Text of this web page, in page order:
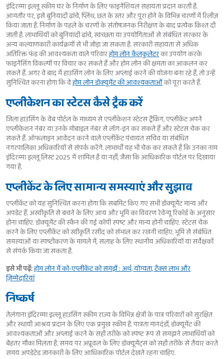
इंदिरम्मा इल्लू स्कीम घर के निर्माण के लिए फाइनेंशियल सहायता प्रदान करती है.
आमतौर पर, इसे बुनियादी ढांचे, प्लिंथ, छत के स्तर और पूरा होने के विभिन्न चरणों में रिलीज़
किया जाता है. निर्माण के पहले के चरणों के संतोषजनक निरीक्षण के बाद प्रत्येक किश्त दी
जाती है. लाभार्थियों को बुनियादी ढांचे, स्वच्छता या उपयोगिताओं से संबंधित सरकार के
अन्य कल्याणकारी कार्यक्रमों से भी जोड़ा जा सकता है. सरकारी सहायता से अधिक
अतिरिक्त फंड की आवश्यकता वाले परिवारहोम लोन कैलकुलेटरका उपयोग करके
फाइनेंसिंग विकल्पों पर विचार कर सकते हैं और होम लोन की क्षमता का आकलन कर
सकते हैं. अगर वे बाद में हाउसिंग लोन के लिए अप्लाई करने की योजना बना रहे हैं, तो उन्हें
सुनिश्चित करना होगा कि वेहोम लोन डॉक्यूमेंट की आवश्यकताओंको पूरा करते हैं.
एप्लीकेशन का स्टेटस कैसे ट्रैक करें
जिला हाउसिंग के वेब पोर्टल के माध्यम से एप्लीकेशन स्टेटस ट्रैकिंग, एप्लीकेंट अपने
एप्लीकेशन नंबर या उनके मोबाइल नंबर से लॉग-इन कर सकते हैं और स्टेटस चेक कर
सकते हैं. ऑफलाइन आवेदन करने वाले एप्लीकेंट पंचायत सचिव या संबंधित
नगरपालिका अधिकारियों से संपर्क करेंगे. लाभार्थी यह भी चेक कर सकते हैं कि उनका नाम
इंदिरम्मा इल्लू लिस्ट 2025 में शामिल है या नहीं, जैसा कि आधिकारिक पोर्टल पर दिखाया
गया है.
एप्लीकेंट के लिए सामान्य समस्याएं और सुझाव
एप्लीकेंट को यह सुनिश्चित करना होगा कि सबमिट किए गए सभी डॉक्यूमेंट मान्य और
अपडेट हैं. अस्वीकृति से बचने के लिए आय और भूमि का विवरण रेवेन्यू रिकॉर्ड के अनुसार
होना चाहिए. डॉक्यूमेंट की स्कैन की गई कॉपी स्पष्ट और मान्य होनी चाहिए. स्टेटस चेक
करने के लिए एप्लीकेंट को स्वीकृति रसीद को संभाल कर रखनी चाहिए. भूमि से संबंधित
समस्याओं या स्पष्टीकरण के मामले में, सलाह के लिए स्थानीय अधिकारियों या सर्वेक्षकों
से संपर्क किया जा सकता है.
इसे भी पढ़ें:होम लोन में को-एप्लीकेंट को समझें : अर्थ, योग्यता, टैक्स लाभ और
ज़िम्मेदारियां
निष्कर्ष
तेलंगाना इंदिरम्मा इल्लू हाउसिंग स्कीम राज्य के विभिन्न क्षेत्रों के पात्र परिवारों को सुरक्षित
और स्थायी आश्रय प्रदान के लिए एक प्रमुख स्कीम है. पात्रता मानदंडों, डॉक्यूमेंट की
आवश्यकताओं और अप्लाई करने के सही तरीके को स्पष्ट रूप से समझने लाभार्थियों को
बेहतर मौका मिलता है. समय पर अप्रूवल के लिए डॉक्यूमेंट्स को सही तरीके से तैयार करते
समय अपडेटेड जानकारी के लिए आधिकारिक पोर्टल देखते रहना चाहिए.